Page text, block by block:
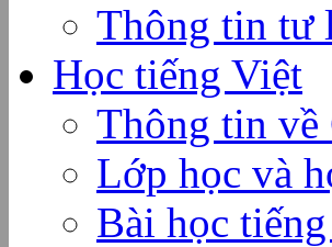
Thông tin tư
Học tiếng Việt
Thông tin
Lớp học và
Bài học